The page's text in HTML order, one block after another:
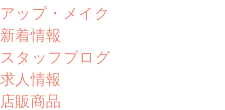
アップ・メイク
新着情報
スタッフブログ
求人情報
店販商品